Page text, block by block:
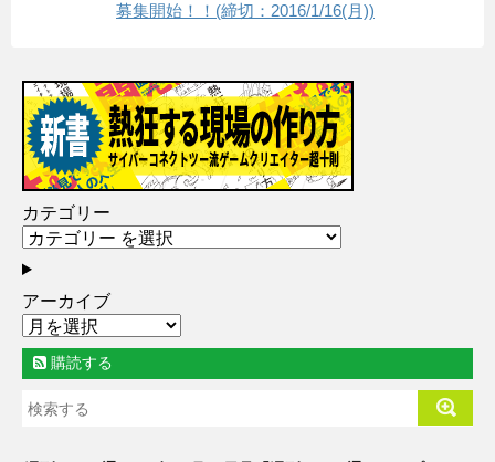
募集開始！！(締切：2016/1/16(月))
カテゴリー
アーカイブ
購読する